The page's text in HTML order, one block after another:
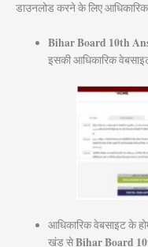
डाउनलोड करने के लिए आधिकारिक
Bihar Board 10th
इसकी आधिकारिक
आधिकारिक वेबसाइट के
खंड सेBihar Board